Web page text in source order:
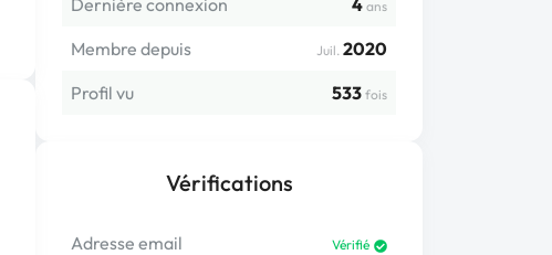
Dernière connexion 4 ans
Membre depuis Juil. 2020
Profil vu
533 fois
Vérifications
Adresse email Vérifié